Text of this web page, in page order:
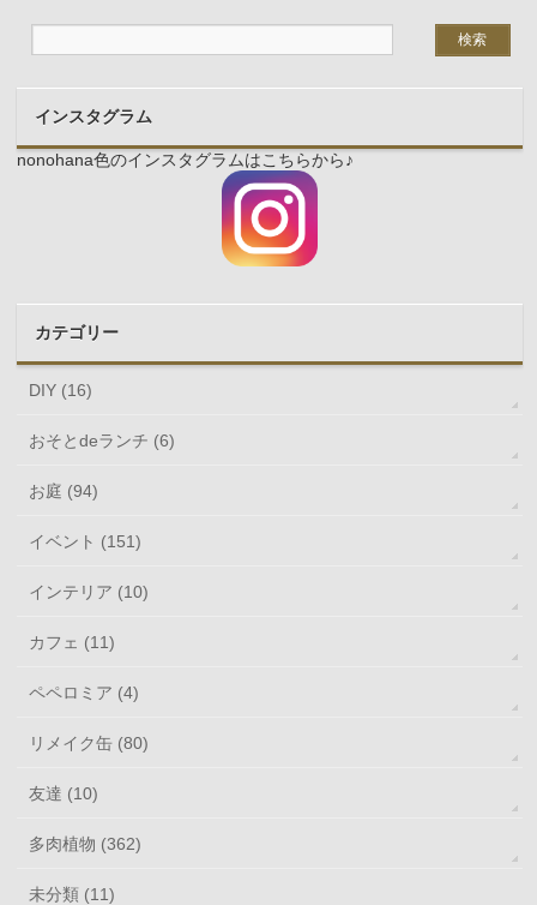
インスタグラム
nonohana色のインスタグラムはこちらから♪
カテゴリー
DIY (16)
おそとdeランチ (6)
お庭 (94)
イベント (151)
インテリア (10)
カフェ (11)
ペペロミア (4)
リメイク缶 (80)
友達 (10)
多肉植物 (362)
未分類 (11)